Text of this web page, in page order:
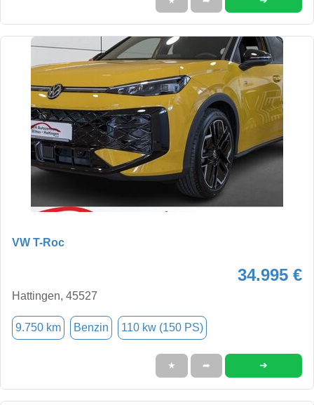
VW T-Roc
34.995 €
Hattingen, 45527
9.750 km Benzin 110 kw (150 PS)
★ ➦ ➜